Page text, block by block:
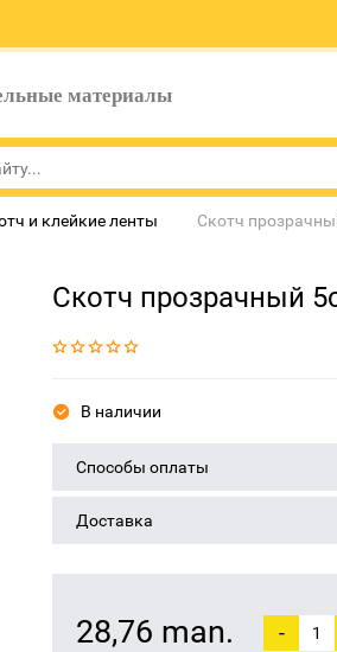
материалы
и клейкие ленты Скотч
Скотч прозрачный
В наличии
Способы оплаты
Доставка
28,76 man. -